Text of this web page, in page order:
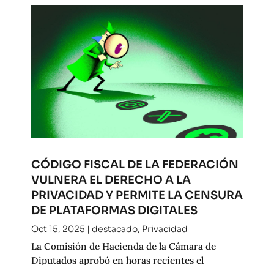
CÓDIGO FISCAL DE LA FEDERACIÓN
VULNERA EL DERECHO A LA
PRIVACIDAD Y PERMITE LA CENSURA
DE PLATAFORMAS DIGITALES
Oct 15, 2025 | destacado, Privacidad
La Comisión de Hacienda de la Cámara de
Diputados aprobó en horas recientes el